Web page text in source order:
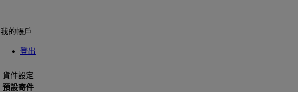
我的帳戶
登出
貨件設定
預設寄件